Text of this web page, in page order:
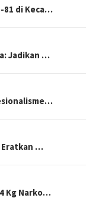
81 di Keca…
Jadikan …
Eratkan …
Kg Narko…